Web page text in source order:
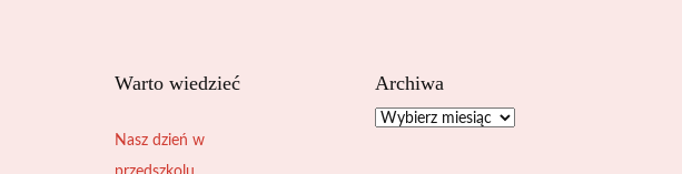
Warto wiedzieć
Nasz dzień w
Archiwa
Archiwa